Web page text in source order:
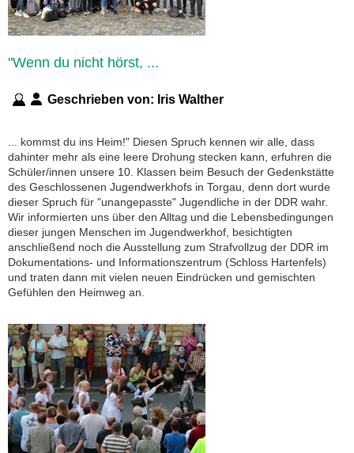
"Wenn du nicht hörst, ...
Geschrieben von: Iris Walther
... kommst du ins Heim!" Diesen Spruch kennen wir alle, dass
dahinter mehr als eine leere Drohung stecken kann, erfuhren die
Schüler/innen unsere 10. Klassen beim Besuch der Gedenkstätte
des Geschlossenen Jugendwerkhofs in Torgau, denn dort wurde
dieser Spruch für "unangepasste" Jugendliche in der DDR wahr.
Wir informierten uns über den Alltag und die Lebensbedingungen
dieser jungen Menschen im Jugendwerkhof, besichtigten
anschließend noch die Ausstellung zum Strafvollzug der DDR im
Dokumentations- und Informationszentrum (Schloss Hartenfels)
und traten dann mit vielen neuen Eindrücken und gemischten
Gefühlen den Heimweg an.